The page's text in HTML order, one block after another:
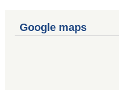
Google maps